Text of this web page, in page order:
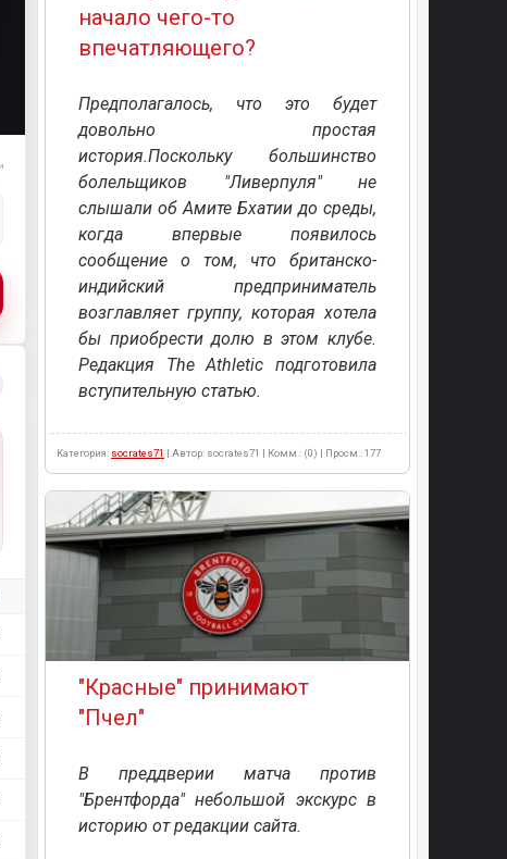
начало чего-то
впечатляющего?
Предполагалось, что это будет
довольно простая
история.Поскольку большинство
болельщиков "Ливерпуля" не
слышали об Амите Бхатии до среды,
когда впервые появилось
сообщение о том, что британско-
индийский предприниматель
возглавляет группу, которая хотела
бы приобрести долю в этом клубе.
Редакция The Athletic подготовила
вступительную статью.
Категория: socrates71 | Автор: socrates71 | Комм.: (0) | Просм.: 177
"Красные" принимают
"Пчел"
В преддверии матча против
"Брентфорда" небольшой экскурс в
историю от редакции сайта.